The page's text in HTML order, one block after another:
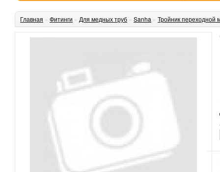
Главная » Фитинги » Для медных труб » Sanha » Тройник переходной